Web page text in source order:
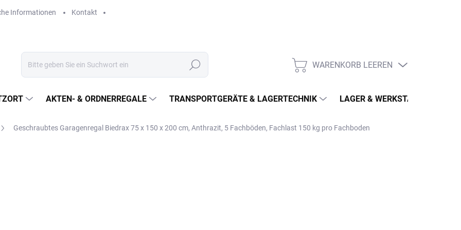
Informationen Kontakt
Suchen WARENKORB
WARENKORB LEEREN
AKTEN- & ORDNERREGALE TRANSPORTGERÄTE & LAGERTECHNIK LAGER & WERKSTATT
Geschraubtes Garagenregal Biedrax 75 x 150 x 200 cm, Anthrazit, 5 Fachböden, Fachlast 150 kg pro Fachboden